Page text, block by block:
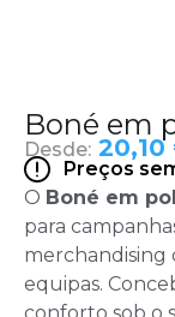
Boné em
Desde: 20,10
Preços
O Boné em
para
merchandising
equipas.